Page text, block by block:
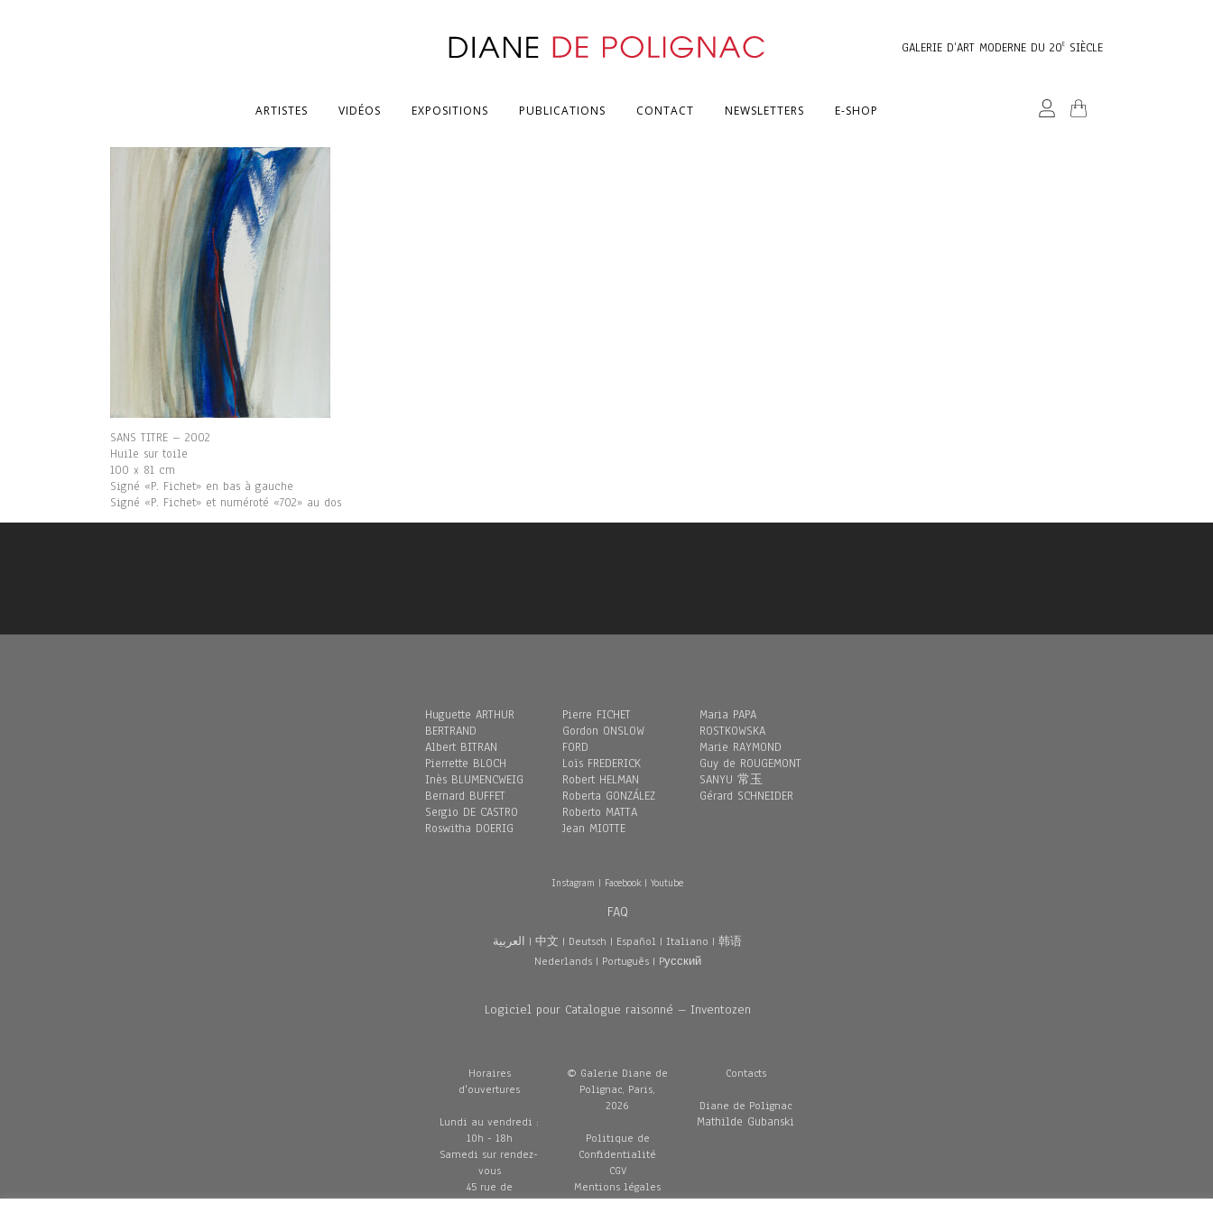
GALERIE D’ART MODERNE DU 20E SIÈCLE
ARTISTES VIDÉOS EXPOSITIONS PUBLICATIONS CONTACT NEWSLETTERS E-SHOP
SANS TITRE – 2002
Huile sur toile
100 x 81 cm
Signé «P. Fichet» en bas à gauche
Signé «P. Fichet» et numéroté «702» au dos
Huguette ARTHUR
BERTRAND
Albert BITRAN
Pierrette BLOCH
Inès BLUMENCWEIG
Bernard BUFFET
Sergio DE CASTRO
Roswitha DOERIG
Pierre FICHET
Gordon ONSLOW
FORD
Loïs FREDERICK
Robert HELMAN
Roberta GONZÁLEZ
Roberto MATTA
Jean MIOTTE
Maria PAPA
ROSTKOWSKA
Marie RAYMOND
Guy de ROUGEMONT
SANYU 常玉
Gérard SCHNEIDER
Instagram | Facebook|Youtube
FAQ
العربية |中文 | Deutsch | Español | Italiano |韩语
Nederlands| Português| Pусский
Logiciel pour Catalogue raisonné – Inventozen
Horaires
d'ouvertures
Lundi au vendredi :
10h - 18h
Samedi sur rendez-
vous
45 rue de
Penthièvre
© Galerie Diane de
Polignac, Paris,
2026
Politique de
Confidentialité
CGV
Mentions légales
Livraisons
Contacts
Diane de Polignac
Mathilde Gubanski